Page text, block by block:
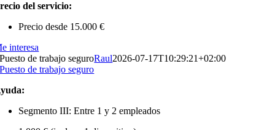
del servicio:
Precio desde 15.000 €
interesa
Puesto de trabajo seguroRaul2026-07-17T10:29:21+02:00
Puesto de trabajo seguro
Segmento III: Entre 1 y 2 empleados